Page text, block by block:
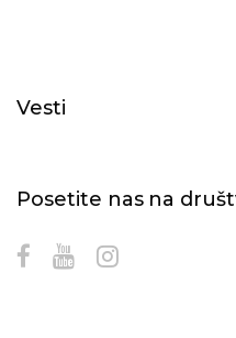
Vesti
Posetite nas na